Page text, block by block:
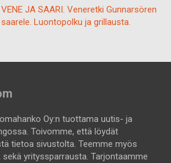
VENE JA SAARI. Veneretki Gunnarsören
saarele. Luontopolku ja grillausta.
Oy:n tuottama uutis- ja
Toivomme, että löydät
tietoa sivustolta. Teemme myös
sekä yrityssparrausta. Tarjontaamme